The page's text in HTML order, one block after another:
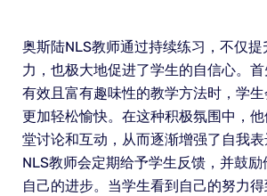
奥斯陆NLS教师通过持续练习，不仅
力，也极大地促进了学生的自信心。
有效且富有趣味性的教学方法时，学
更加轻松愉快。在这种积极氛围中，
堂讨论和互动，从而逐渐增强了自我表
NLS教师会定期给予学生反馈，并鼓
自己的进步。当学生看到自己的努力